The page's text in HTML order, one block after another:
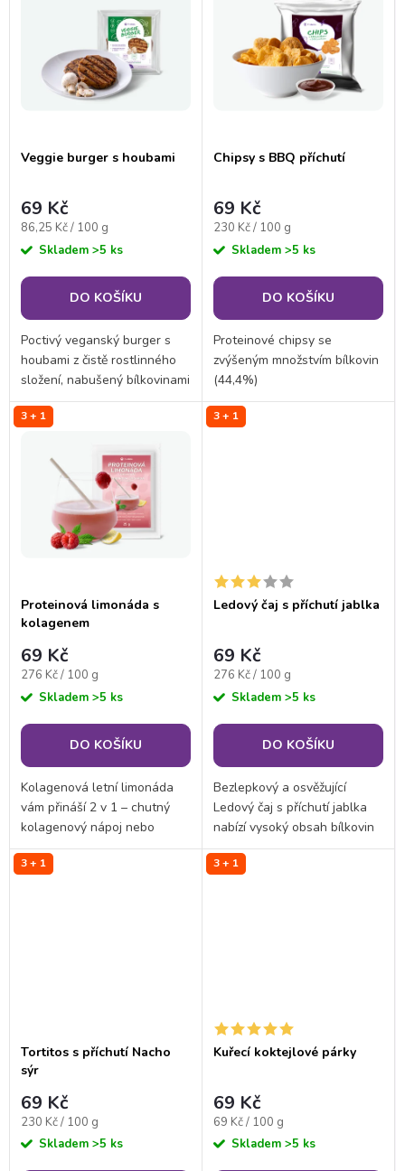
p
r
o
d
u
k
Nejprodávanější
Abecedně
s
p
r
o
d
u
k
Veggie burger s houbami
69 Kč
Měrná
cena:
86,25 Kč / 100 g
Skladem >5 ks
DO KOŠÍKU
Poctivý veganský burger s
houbami z čistě rostlinného
složení, nabušený bílkovinami
a chutí, která potěší každého
vegana, vegetariána i
každého, kdo...
Chipsy s BBQ příchutí
69 Kč
Měrná
cena:
230 Kč / 100 g
Skladem >5 ks
DO KOŠÍKU
Proteinové chipsy se
zvýšeným množstvím bílkovin
(44,4%)
3 + 1
Proteinová limonáda s
kolagenem
69 Kč
Měrná
cena:
276 Kč / 100 g
Skladem >5 ks
DO KOŠÍKU
Kolagenová letní limonáda
vám přináší 2 v 1 – chutný
kolagenový nápoj nebo
ledovou granitu. S vysokým
obsahem bílkovin a nízkým
3 + 1
Ledový čaj s příchutí jablka
69 Kč
Měrná
cena:
276 Kč / 100 g
Skladem >5 ks
DO KOŠÍKU
Bezlepkový a osvěžující
Ledový čaj s příchutí jablka
nabízí vysoký obsah bílkovin
a minimum sacharidů. Tento
lahodný drink je skvělým
3 + 1
Tortitos s příchutí Nacho
sýr
69 Kč
Měrná
cena:
230 Kč / 100 g
Skladem >5 ks
3 + 1
Kuřecí koktejlové párky
69 Kč
Měrná
cena:
69 Kč / 100 g
Skladem >5 ks